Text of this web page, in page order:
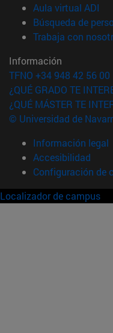
Aula virtual ADI
Búsqueda de
Trabaja con
Información
TFNO +34 948 42 56 00
¿QUÉ GRADO TE
¿QUÉ MÁSTER TE
© Universidad de
Información legal
Accesibilidad
Configuración de
Localizador de campus